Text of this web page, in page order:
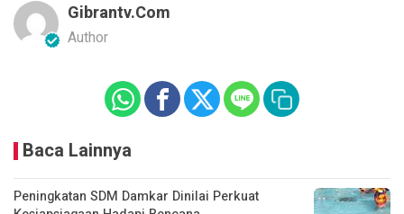
Gibrantv.com
Author
Baca Lainnya
Peningkatan SDM Damkar Dinilai Perkuat